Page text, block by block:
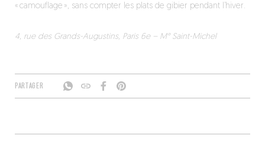
« camouflage », sans compter les plats de gibier pendant l’hiver.
4, rue des Grands-Augustins, Paris 6e – M° Saint-Michel
PARTAGER